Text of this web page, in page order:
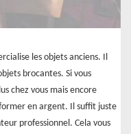
les objets anciens. Il
brocantes. Si vous
chez vous mais encore
en argent. Il suffit juste
professionnel. Cela vous